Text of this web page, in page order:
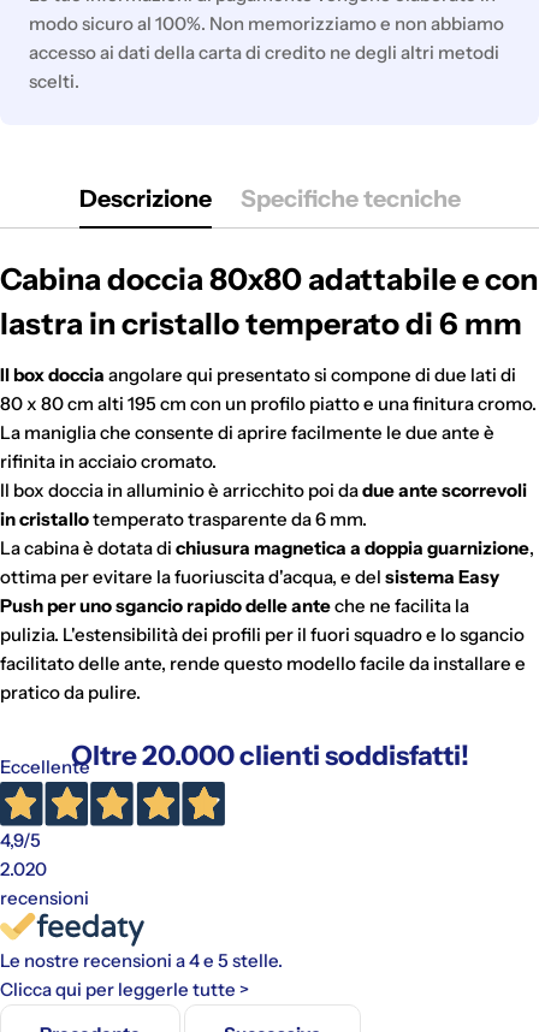
modo sicuro al 100%. Non memorizziamo e non abbiamo
accesso ai dati della carta di credito ne degli altri metodi
scelti.
Descrizione Specifiche tecniche
Cabina doccia 80x80 adattabile e con
lastra in cristallo temperato di 6 mm
Il box doccia angolare qui presentato si compone di due lati di
80 x 80 cm alti 195 cm con un profilo piatto e una finitura cromo.
La maniglia che consente di aprire facilmente le due ante è
rifinita in acciaio cromato.
Il box doccia in alluminio è arricchito poi dadue ante scorrevoli
in cristallotemperato trasparente da 6 mm.
La cabina è dotata di chiusura magnetica a doppia guarnizione,
ottima per evitare la fuoriuscita d'acqua, e del sistema Easy
Pushper uno sgancio rapido delle anteche ne facilita la
pulizia. L'estensibilità dei profili per il fuori squadro e lo sgancio
facilitato delle ante, rende questo modello facile da installare e
pratico da pulire.
Oltre 20.000 clienti soddisfatti!
Eccellente
4,9/5
2.020
recensioni
Le nostre recensioni a 4 e 5 stelle.
Clicca qui per leggerle tutte >